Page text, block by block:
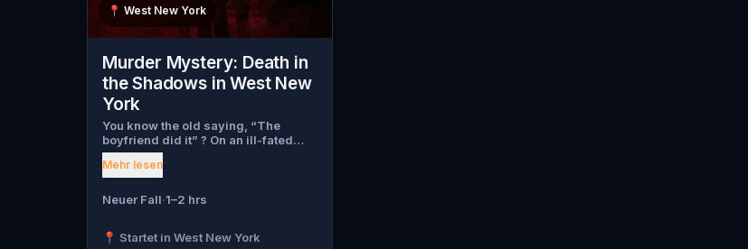
📍 West New York
Murder Mystery: Death in
the Shadows in West New
York
You know the old saying, “The
boyfriend did it” ? On an ill-fated
night, love goes terribly wrong for
Bella Wanderlust and Walter Bridges
found dead during a ghost tour led
truth. Was it Walter, the obsessed
Mehr lesen
Neuer Fall·1–2 hrs
📍 Startet in West New York